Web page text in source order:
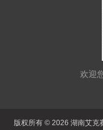
欢迎
版权所有 © 2026 湖南艾克